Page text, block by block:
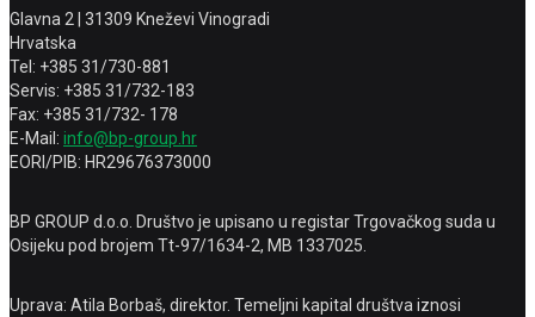
Glavna 2 | 31309 Kneževi Vinogradi
Hrvatska
Tel: +385 31/730-881
Servis: +385 31/732-183
Fax: +385 31/732- 178
E-Mail: info@bp-group.hr
EORI/PIB: HR29676373000
BP GROUP d.o.o. Društvo je upisano u registar Trgovačkog suda u
Osijeku pod brojem Tt-97/1634-2, MB 1337025.
Uprava: Atila Borbaš, direktor. Temeljni kapital društva iznosi